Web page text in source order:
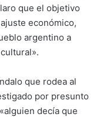
que el objetivo
económico,
argentino a
que rodea al
por presunto
decía que